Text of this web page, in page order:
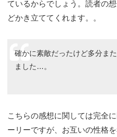
ているからでしょう。読者の
どかき立ててくれます。。
確かに素敵だったけど多分ま
ました…。
こちらの感想に関しては完全
ーリーですが、お互いの性格